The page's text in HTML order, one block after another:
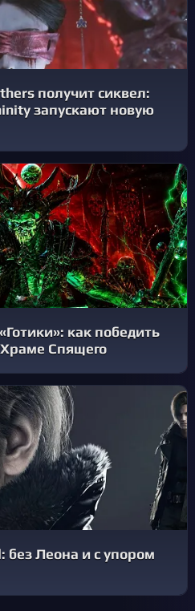
получит сиквел:
запускают новую
как победить
Спящего
Леона и с упором